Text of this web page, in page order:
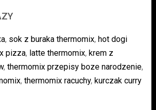
, sok z buraka thermomix, hot dogi
pizza, latte thermomix, krem z
, thermomix przepisy boze narodzenie,
, thermomix racuchy, kurczak curry